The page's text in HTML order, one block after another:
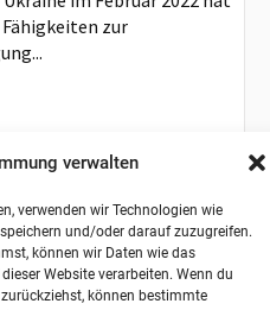
verwalten
verwenden wir Technologien wie
und/oder darauf zuzugreifen.
können wir Daten wie das
Website verarbeiten. Wenn du
können bestimmte
zur
mit der
der nächsten